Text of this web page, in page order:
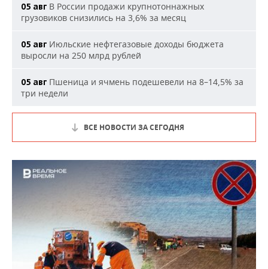
05 авг В России продажи крупнотоннажных
грузовиков снизились на 3,6% за месяц
05 авг Июльские нефтегазовые доходы бюджета
выросли на 250 млрд рублей
05 авг Пшеница и ячмень подешевели на 8–14,5% за
три недели
ВСЕ НОВОСТИ ЗА СЕГОДНЯ